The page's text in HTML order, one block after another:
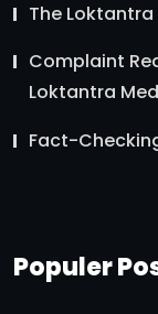
The Loktantra
Complaint
Loktantra
Fact-
Populer